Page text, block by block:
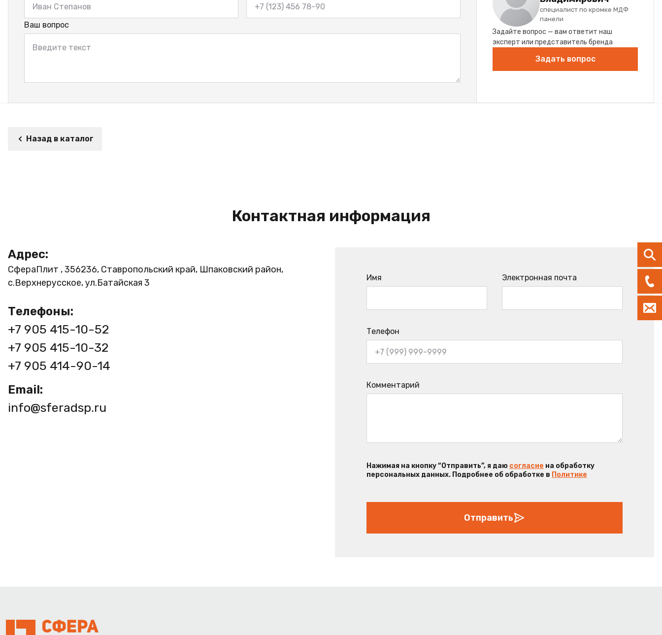
Ваш вопрос
специалист по кромке МДФ
панели
Задайте вопрос — вам ответит наш
эксперт или представитель бренда
Задать вопрос
Назад в каталог
Контактная информация
Адрес:
СфераПлит , 356236, Ставропольский край, Шпаковский район,
с.Верхнерусское, ул.Батайская 3
Телефоны:
+7 905 415-10-52
+7 905 415-10-32
+7 905 414-90-14
Email:
info@sferadsp.ru
Имя Электронная почта
Телефон
Комментарий
Нажимая на кнопку “Отправить”, я даю согласие на обработку
персональных данных. Подробнее об обработке в Политике
Отправить